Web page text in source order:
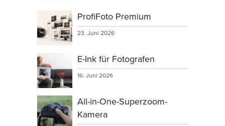
ProfiFoto Premium
23. Juni 2026
E-Ink für Fotografen
16. Juni 2026
All-in-One-Superzoom-
Kamera